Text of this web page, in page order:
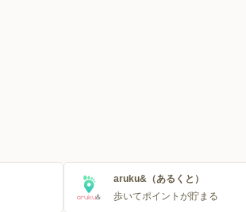
aruku&（あるくと）
歩いてポイントが貯まる